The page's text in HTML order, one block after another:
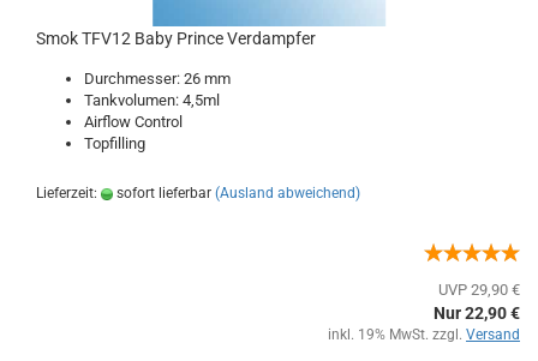
Smok TFV12 Baby Prince Verdampfer
Durchmesser: 26 mm
Tankvolumen: 4,5ml
Airflow Control
Topfilling
Lieferzeit: sofort lieferbar (Ausland abweichend)
UVP 29,90 €
Nur 22,90 €
inkl. 19% MwSt. zzgl. Versand